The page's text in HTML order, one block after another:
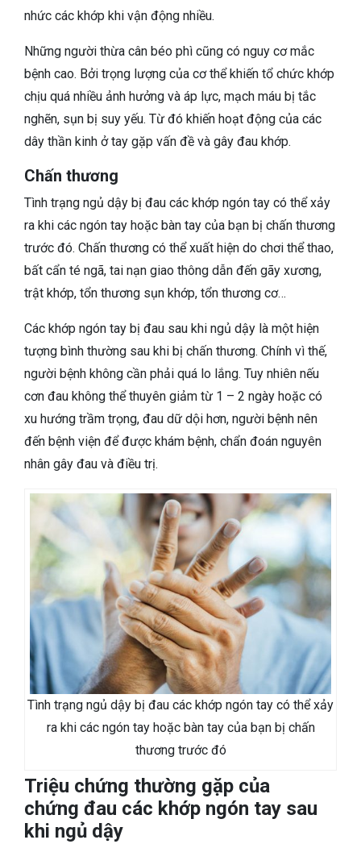
nhức các khớp khi vận động nhiều.
Những người thừa cân béo phì cũng có nguy cơ mắc
bệnh cao. Bởi trọng lượng của cơ thể khiến tổ chức khớp
chịu quá nhiều ảnh hưởng và áp lực, mạch máu bị tắc
nghẽn, sụn bị suy yếu. Từ đó khiến hoạt động của các
dây thần kinh ở tay gặp vấn đề và gây đau khớp.
Chấn thương
Tình trạng ngủ dậy bị đau các khớp ngón tay có thể xảy
ra khi các ngón tay hoặc bàn tay của bạn bị chấn thương
trước đó. Chấn thương có thể xuất hiện do chơi thể thao,
bất cẩn té ngã, tai nạn giao thông dẫn đến gãy xương,
trật khớp, tổn thương sụn khớp, tổn thương cơ…
Các khớp ngón tay bị đau sau khi ngủ dậy là một hiện
tượng bình thường sau khi bị chấn thương. Chính vì thế,
người bệnh không cần phải quá lo lắng. Tuy nhiên nếu
cơn đau không thể thuyên giảm từ 1 – 2 ngày hoặc có
xu hướng trầm trọng, đau dữ dội hơn, người bệnh nên
đến bệnh viện để được khám bệnh, chẩn đoán nguyên
nhân gây đau và điều trị.
Tình trạng ngủ dậy bị đau các khớp ngón tay có thể xảy
ra khi các ngón tay hoặc bàn tay của bạn bị chấn
thương trước đó
Triệu chứng thường gặp của
chứng đau các khớp ngón tay sau
khi ngủ dậy